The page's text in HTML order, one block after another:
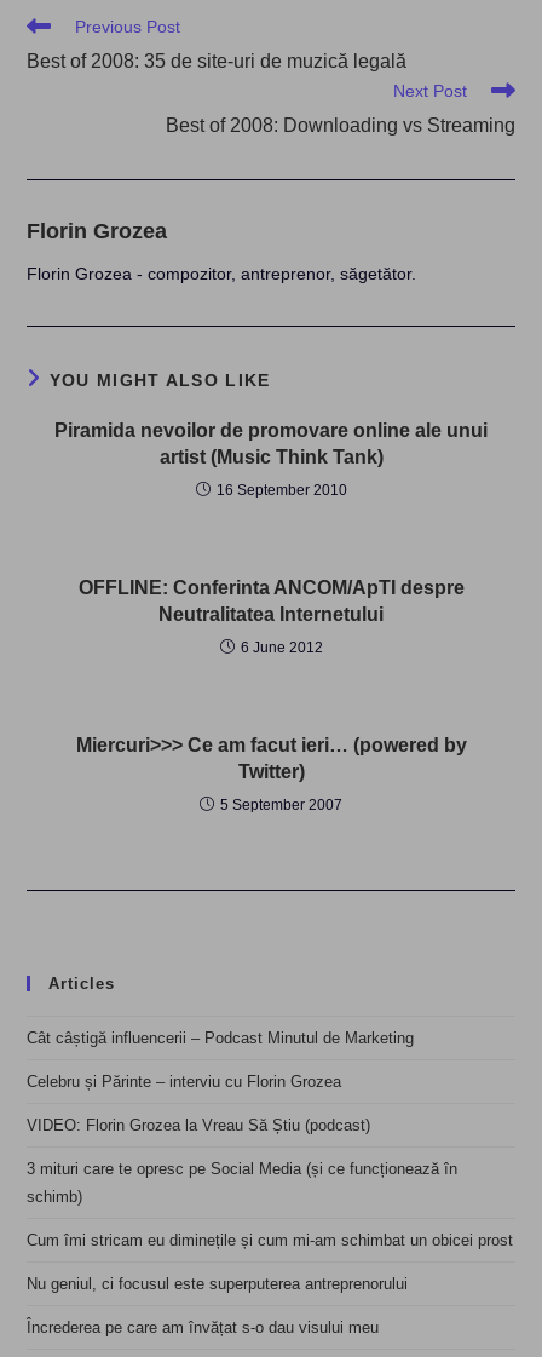
Read
articles
Previous Post
Best of 2008: 35 de site-uri de muzică legală
Next Post
Best of 2008: Downloading vs Streaming
Florin Grozea
Florin Grozea - compozitor, antreprenor, săgetător.
YOU MIGHT ALSO LIKE
Piramida nevoilor de promovare online ale unui
artist (Music Think Tank)
16 September 2010
OFFLINE: Conferinta ANCOM/ApTI despre
Neutralitatea Internetului
6 June 2012
Miercuri>>> Ce am facut ieri… (powered by
Twitter)
5 September 2007
Articles
Cât câștigă influencerii – Podcast Minutul de Marketing
Celebru și Părinte – interviu cu Florin Grozea
VIDEO: Florin Grozea la Vreau Să Știu (podcast)
3 mituri care te opresc pe Social Media (și ce funcționează în
schimb)
Cum îmi stricam eu diminețile și cum mi-am schimbat un obicei prost
Nu geniul, ci focusul este superputerea antreprenorului
Încrederea pe care am învățat s-o dau visului meu